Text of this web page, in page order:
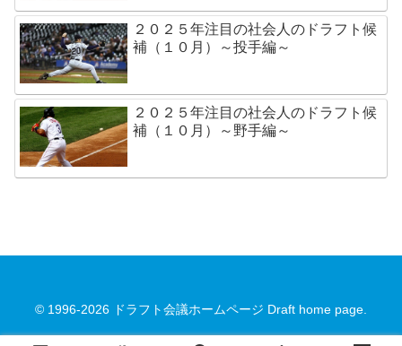
２０２５年注目の社会人のドラフト候
補（１０月）～投手編～
２０２５年注目の社会人のドラフト候
補（１０月）～野手編～
© 1996-2026 ドラフト会議ホームページ Draft home page.